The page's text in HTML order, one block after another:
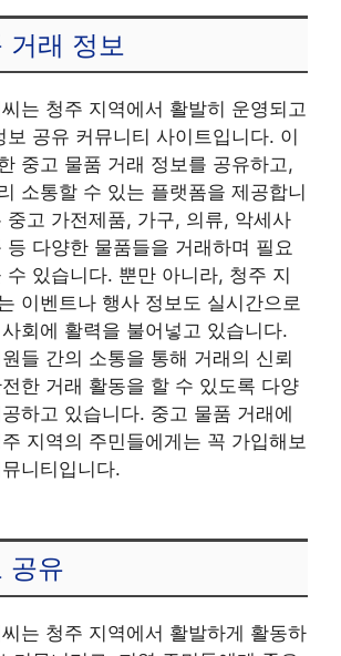
거래 정보
는 청주 지역에서 활발히 운영되고
보 공유 커뮤니티 사이트입니다. 이
중고 물품 거래 정보를 공유하고,
소통할 수 있는 플랫폼을 제공합니
중고 가전제품, 가구, 의류, 악세사
등 다양한 물품들을 거래하며 필요
수 있습니다. 뿐만 아니라, 청주 지
이벤트나 행사 정보도 실시간으로
회에 활력을 불어넣고 있습니다.
들 간의 소통을 통해 거래의 신뢰
한 거래 활동을 할 수 있도록 다양
하고 있습니다. 중고 물품 거래에
지역의 주민들에게는 꼭 가입해보
니티입니다.
공유
는 청주 지역에서 활발하게 활동하